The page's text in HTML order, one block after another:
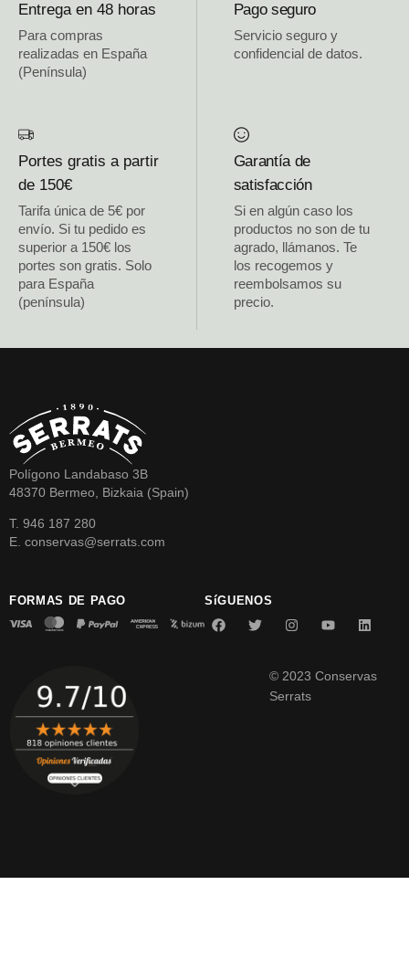
Entrega en 48 horas
Para compras
realizadas en España
(Península)
Pago seguro
Servicio seguro y
confidencial de datos.
Portes gratis a partir
de 150€
Tarifa única de 5€ por
envío. Si tu pedido es
superior a 150€ los
portes son gratis. Solo
para España
(península)
Garantía de
satisfacción
Si en algún caso los
productos no son de tu
agrado, llámanos. Te
los recogemos y
reembolsamos su
precio.
Polígono Landabaso 3B
48370 Bermeo, Bizkaia (Spain)
T. 946 187 280
E. conservas@serrats.com
FORMAS DE PAGO SíGUENOS
© 2023 Conservas
Serrats